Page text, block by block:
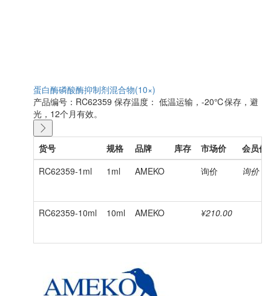
蛋白酶磷酸酶抑制剂混合物(10×)
产品编号：RC62359 保存温度： 低温运输，-20℃保存，避
光，12个月有效。
货号 规格 品牌 库存 市场价
会员价
RC62359-1ml
1ml AMEKO 询价 询价
RC62359-10ml 10ml AMEKO ¥210.00